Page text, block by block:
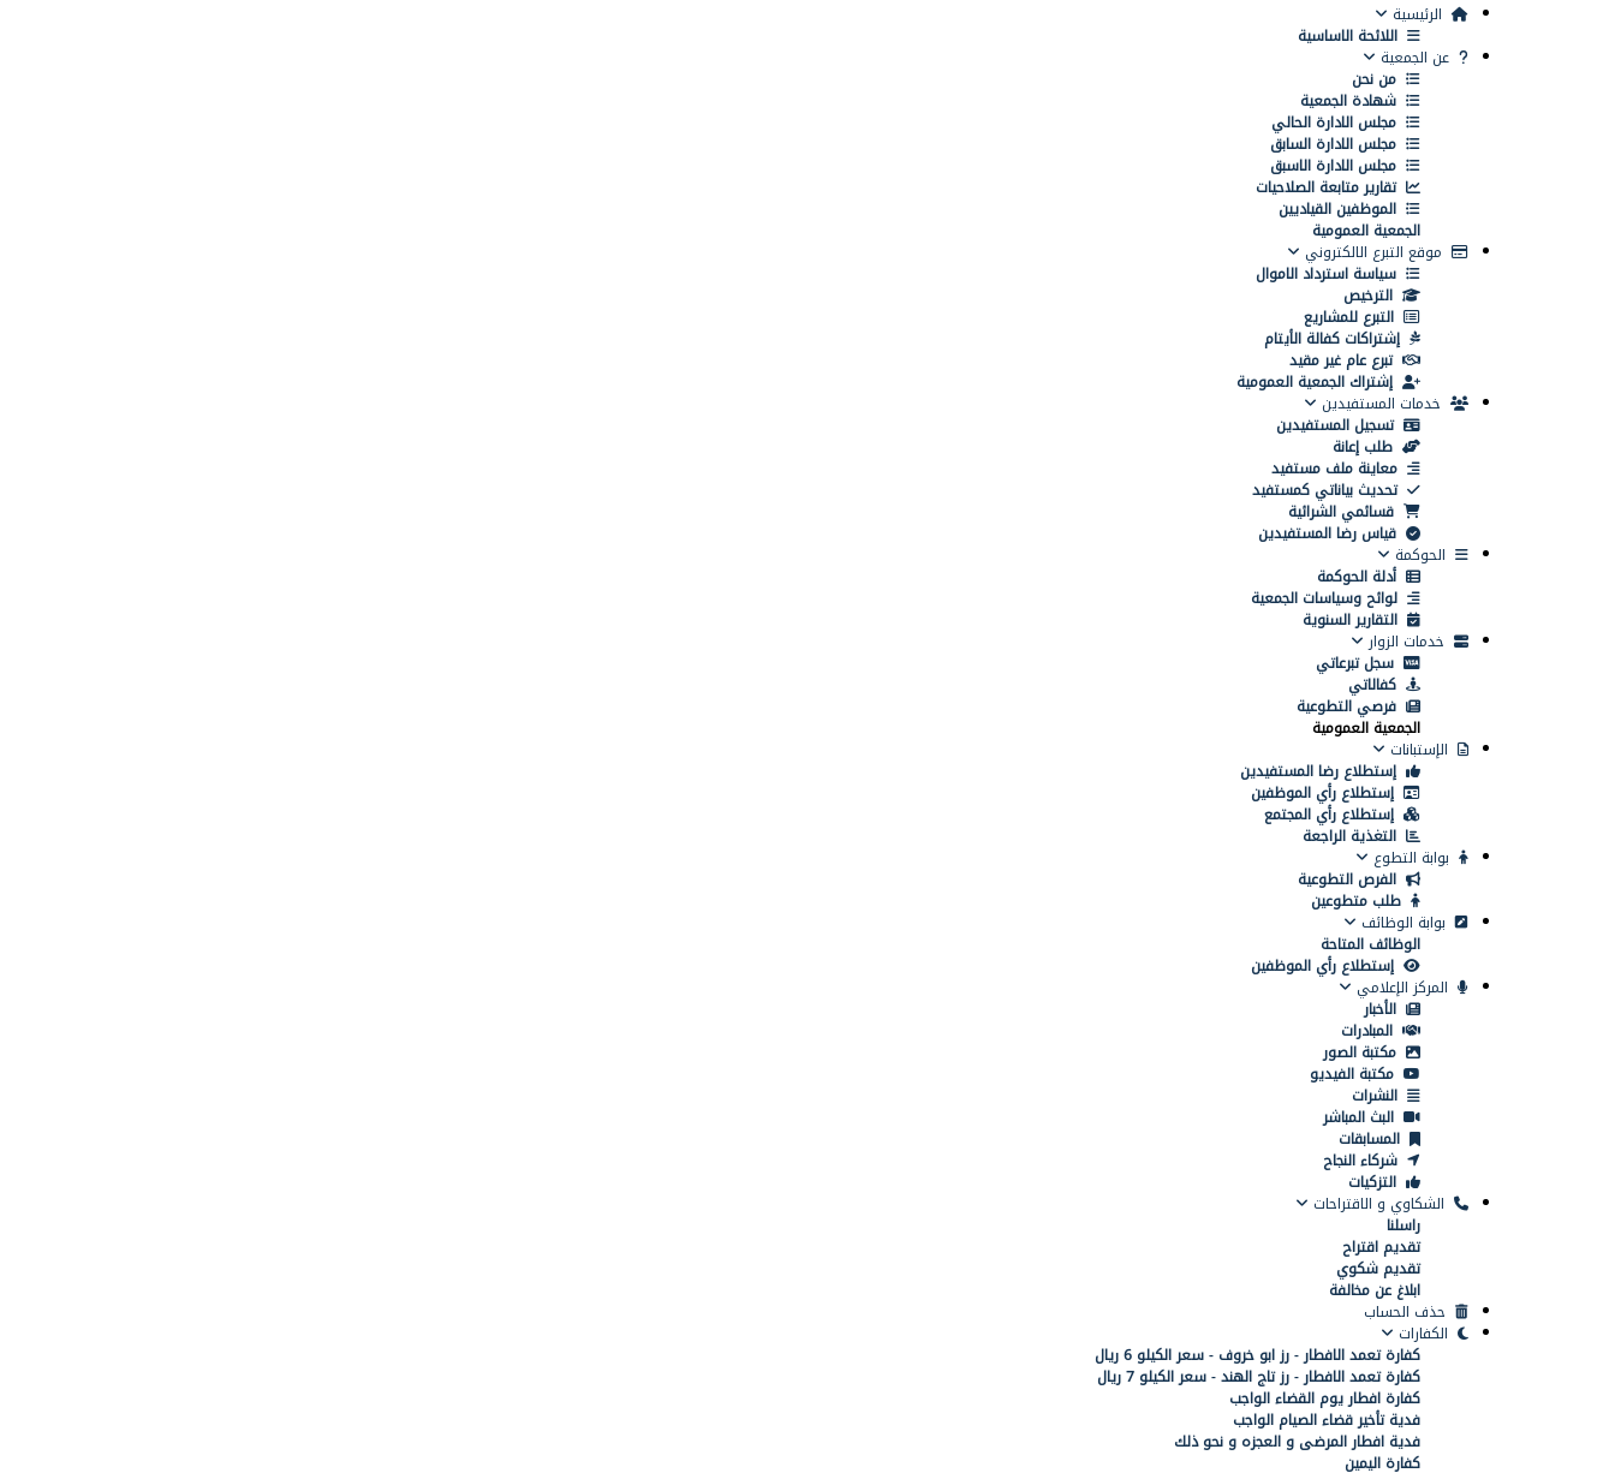
الرئيسية
اللائحة الاساسية
عن الجمعية
من نحن
شهادة الجمعية
مجلس الادارة الحالي
مجلس الادارة السابق
مجلس الادارة الاسبق
تقارير متابعة الصلاحيات
الموظفين القياديين
الجمعية العمومية
موقع التبرع الالكتروني
سياسة استرداد الاموال
الترخيص
التبرع للمشاريع
إشتراكات كفالة الأيتام
تبرع عام غير مقيد
إشتراك الجمعية العمومية
خدمات المستفيدين
تسجيل المستفيدين
طلب إعانة
معاينة ملف مستفيد
تحديث بياناتي كمستفيد
قسائمي الشرائية
قياس رضا المستفيدين
الحوكمة
أدلة الحوكمة
لوائح وسياسات الجمعية
التقارير السنوية
خدمات الزوار
سجل تبرعاتي
كفالاتي
فرصي التطوعية
الجمعية العمومية
الإستبانات
إستطلاع رضا المستفيدين
إستطلاع رأي الموظفين
إستطلاع رأي المجتمع
التغذية الراجعة
بوابة التطوع
الفرص التطوعية
طلب متطوعين
بوابة الوظائف
الوظائف المتاحة
إستطلاع رأي الموظفين
المركز الإعلامي
الأخبار
المبادرات
مكتبة الصور
مكتبة الفيديو
النشرات
البث المباشر
المسابقات
شركاء النجاح
التزكيات
الشكاوي و الاقتراحات
راسلنا
تقديم اقتراح
تقديم شكوي
ابلاغ عن مخالفة
حذف الحساب
الكفارات
كفارة تعمد الافطار - رز ابو خروف - سعر الكيلو 6 ريال
كفارة تعمد الافطار - رز تاج الهند - سعر الكيلو 7 ريال
كفارة افطار يوم القضاء الواجب
فدية تأخير قضاء الصيام الواجب
فدية افطار المرضى و العجزه و نحو ذلك
كفارة اليمين